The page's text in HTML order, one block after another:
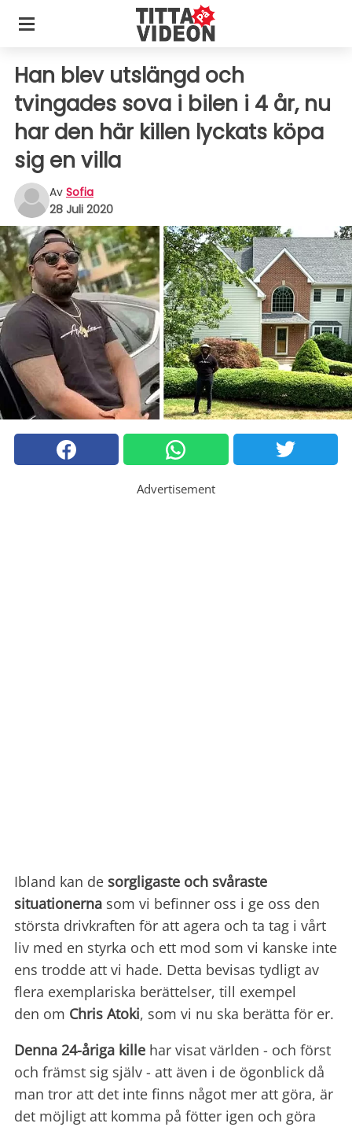
Han blev utslängd och
tvingades sova i bilen i 4 år, nu
har den här killen lyckats köpa
sig en villa
Av Sofia
28 Juli 2020
Advertisement
Ibland kan de sorgligaste och svåraste
situationerna som vi befinner oss i ge oss den
största drivkraften för att agera och ta tag i vårt
liv med en styrka och ett mod som vi kanske inte
ens trodde att vi hade. Detta bevisas tydligt av
flera exemplariska berättelser, till exempel
den om Chris Atoki, som vi nu ska berätta för er.
Denna 24-åriga kille har visat världen - och först
och främst sig själv - att även i de ögonblick då
man tror att det inte finns något mer att göra, är
det möjligt att komma på fötter igen och göra